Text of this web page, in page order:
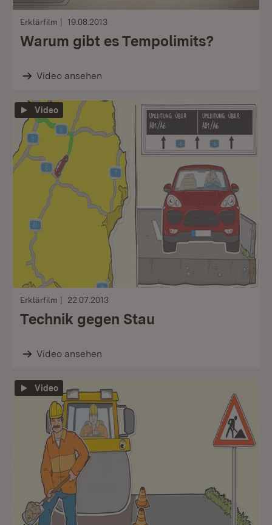
Erklärfilm 19.08.2013
Warum gibt es Tempolimits?
Video ansehen
Video
Erklärfilm 22.07.2013
Technik gegen Stau
Video ansehen
Video